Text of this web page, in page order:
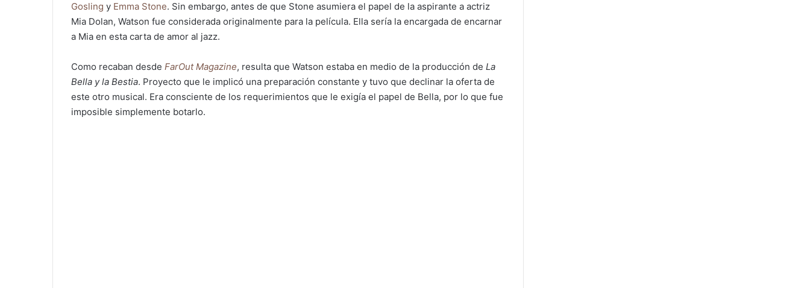
Gosling y Emma Stone. Sin embargo, antes de que Stone asumiera el papel de la aspirante a actriz
Mia Dolan, Watson fue considerada originalmente para la película. Ella sería la encargada de encarnar
a Mia en esta carta de amor al jazz.
Como recaban desde FarOut Magazine, resulta que Watson estaba en medio de la producción de La
Bella y la Bestia. Proyecto que le implicó una preparación constante y tuvo que declinar la oferta de
este otro musical. Era consciente de los requerimientos que le exigía el papel de Bella, por lo que fue
imposible simplemente botarlo.